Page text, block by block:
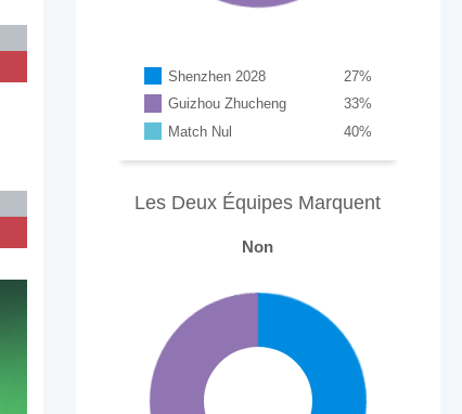
Shenzhen 2028 %
27
Guizhou Zhucheng
%
33
Match Nul
%
40
Les Deux Équipes Marquent
Non